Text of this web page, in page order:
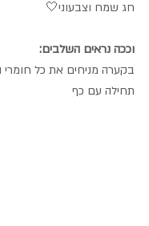
חג שמח וצבעוני🤍
וככה נראים השלבים:
בקערה מניחים את כל
תחילה עם כף